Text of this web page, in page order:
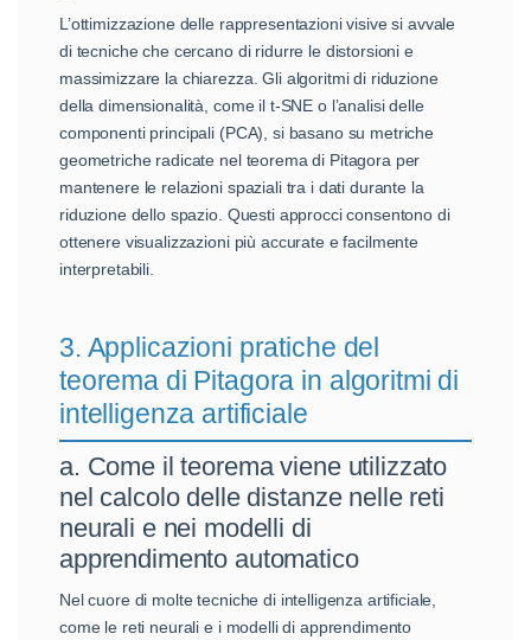
L’ottimizzazione delle rappresentazioni visive si avvale
di tecniche che cercano di ridurre le distorsioni e
massimizzare la chiarezza. Gli algoritmi di riduzione
della dimensionalità, come il t-SNE o l’analisi delle
componenti principali (PCA), si basano su metriche
geometriche radicate nel teorema di Pitagora per
mantenere le relazioni spaziali tra i dati durante la
riduzione dello spazio. Questi approcci consentono di
ottenere visualizzazioni più accurate e facilmente
interpretabili.
3. Applicazioni pratiche del
teorema di Pitagora in algoritmi di
intelligenza artificiale
a. Come il teorema viene utilizzato
nel calcolo delle distanze nelle reti
neurali e nei modelli di
apprendimento automatico
Nel cuore di molte tecniche di intelligenza artificiale,
come le reti neurali e i modelli di apprendimento